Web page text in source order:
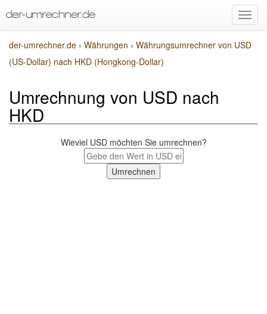
der-umrechner.de › Währungen › Währungsumrechner von USD
(US-Dollar) nach HKD (Hongkong-Dollar)
Umrechnung von USD nach
HKD
Wieviel USD möchten Sie umrechnen?